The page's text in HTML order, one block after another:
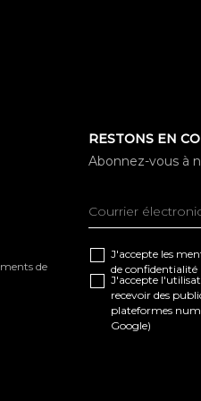
de
RESTONS EN
Abonnez-vous à
J'accepte les
de confidentialité
J'accepte
recevoir des
plateformes
Google)